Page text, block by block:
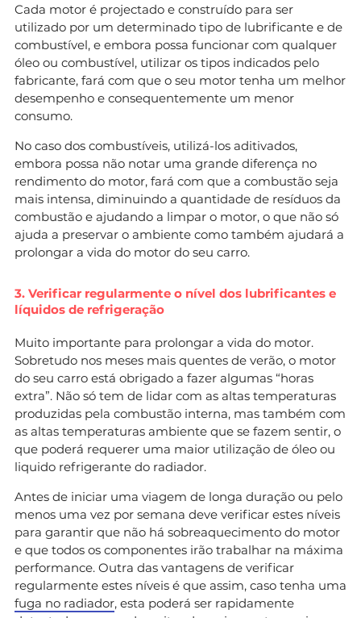
Cada motor é projectado e construído para ser
utilizado por um determinado tipo de lubrificante e de
combustível, e embora possa funcionar com qualquer
óleo ou combustível, utilizar os tipos indicados pelo
fabricante, fará com que o seu motor tenha um melhor
desempenho e consequentemente um menor
consumo.
No caso dos combustíveis, utilizá-los aditivados,
embora possa não notar uma grande diferença no
rendimento do motor, fará com que a combustão seja
mais intensa, diminuindo a quantidade de resíduos da
combustão e ajudando a limpar o motor, o que não só
ajuda a preservar o ambiente como também ajudará a
prolongar a vida do motor do seu carro.
3. Verificar regularmente o nível dos lubrificantes e
líquidos de refrigeração
Muito importante para prolongar a vida do motor.
Sobretudo nos meses mais quentes de verão, o motor
do seu carro está obrigado a fazer algumas “horas
extra”. Não só tem de lidar com as altas temperaturas
produzidas pela combustão interna, mas também com
as altas temperaturas ambiente que se fazem sentir, o
que poderá requerer uma maior utilização de óleo ou
liquido refrigerante do radiador.
Antes de iniciar uma viagem de longa duração ou pelo
menos uma vez por semana deve verificar estes níveis
para garantir que não há sobreaquecimento do motor
e que todos os componentes irão trabalhar na máxima
performance. Outra das vantagens de verificar
regularmente estes níveis é que assim, caso tenha uma
fuga no radiador, esta poderá ser rapidamente